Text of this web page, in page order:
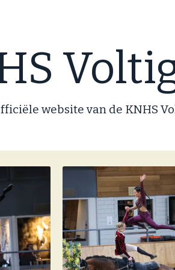
website van de KNHS